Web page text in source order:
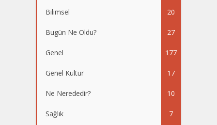
Bilimsel 20
Bugün Ne Oldu? 27
Genel 177
Genel Kültür 17
Ne Nerededir? 10
Sağlık 7